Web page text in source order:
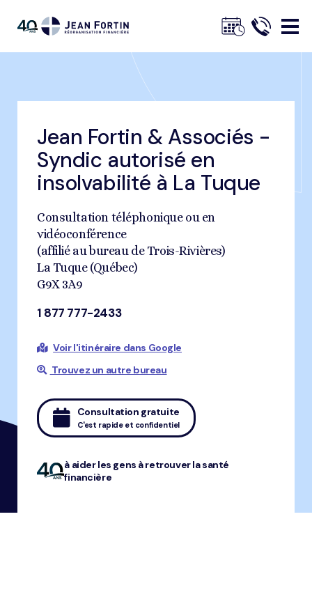
Fortin
d'ariane
Accueil Trouvez un bureau La Tuque
Jean Fortin & Associés -
Syndic autorisé en
insolvabilité à La Tuque
Consultation téléphonique ou en
vidéoconférence
(affilié au bureau de Trois-Rivières)
La Tuque (Québec)
G9X 3A9
1 877 777-2433
Voir l'itinéraire dans Google
Trouvez un autre bureau
Consultation gratuite
C'est rapide et confidentiel
à aider les gens à retrouver la santé
financière